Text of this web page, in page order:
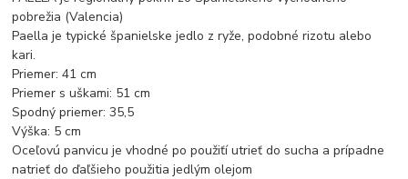
pobrežia (Valencia)
Paella je typické španielske jedlo z ryže, podobné rizotu alebo
kari.
Priemer: 41 cm
Priemer s uškami: 51 cm
Spodný priemer: 35,5
Výška: 5 cm
Oceľovú panvicu je vhodné po použiťí utrieť do sucha a prípadne
natrieť do ďaľšieho použitia jedlým olejom